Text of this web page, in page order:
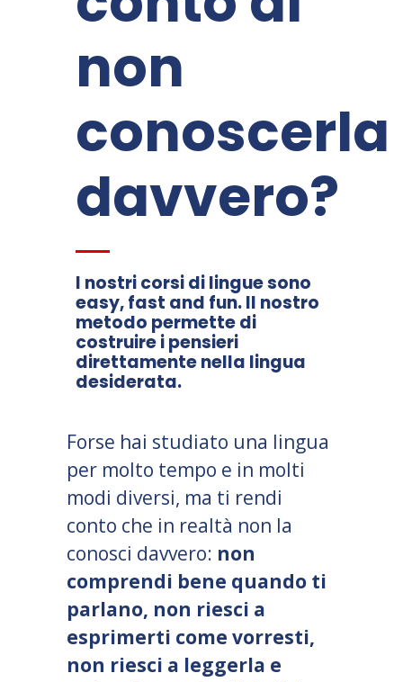
non
conoscerla
davvero?
I nostri corsi di lingue sono
easy, fast and fun. Il nostro
metodo permette di
costruire i pensieri
direttamente nella lingua
desiderata.
Forse hai studiato una lingua
per molto tempo e in molti
modi diversi, ma ti rendi
conto che in realtà non la
conosci davvero: non
comprendi bene quando ti
parlano, non riesci a
esprimerti come vorresti,
non riesci a leggerla e